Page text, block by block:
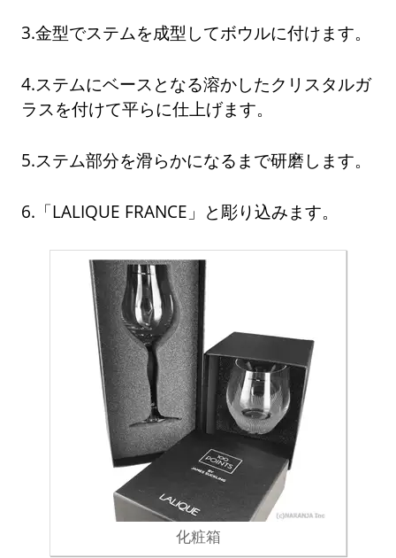
3.金型でステムを成型してボウルに付けます。
4.ステムにベースとなる溶かしたクリスタルガ
ラスを付けて平らに仕上げます。
5.ステム部分を滑らかになるまで研磨します。
6.「LALIQUE FRANCE」と彫り込みます。
化粧箱